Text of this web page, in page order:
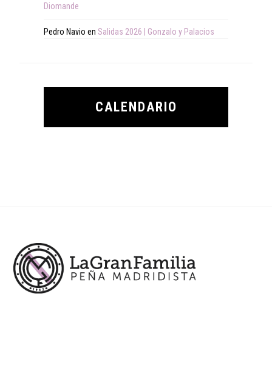
Diomande
Pedro Navio en Salidas 2026 | Gonzalo y Palacios
CALENDARIO